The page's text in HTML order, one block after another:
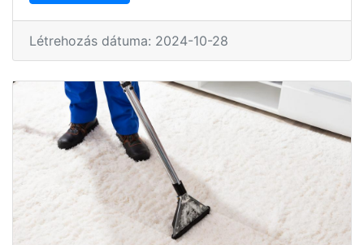
Létrehozás dátuma: 2024-10-28